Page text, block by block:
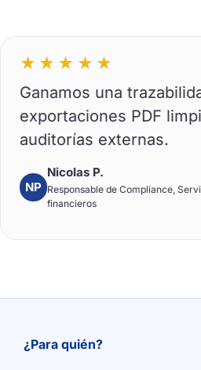
una trazabilidad real y
PDF limpias para
externas.
P.
de Compliance, Servicios
¿Para quién?